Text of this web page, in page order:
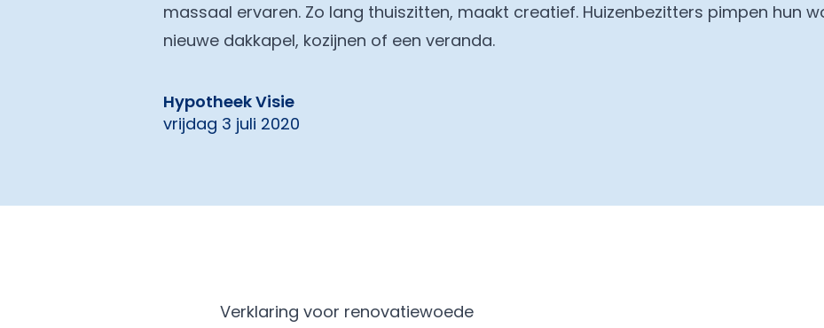
massaal ervaren. Zo lang thuiszitten, maakt creatief. Huizenbezitters pimpen hun
nieuwe dakkapel, kozijnen of een veranda.
Hypotheek Visie
vrijdag 3 juli 2020
Verklaring voor renovatiewoede